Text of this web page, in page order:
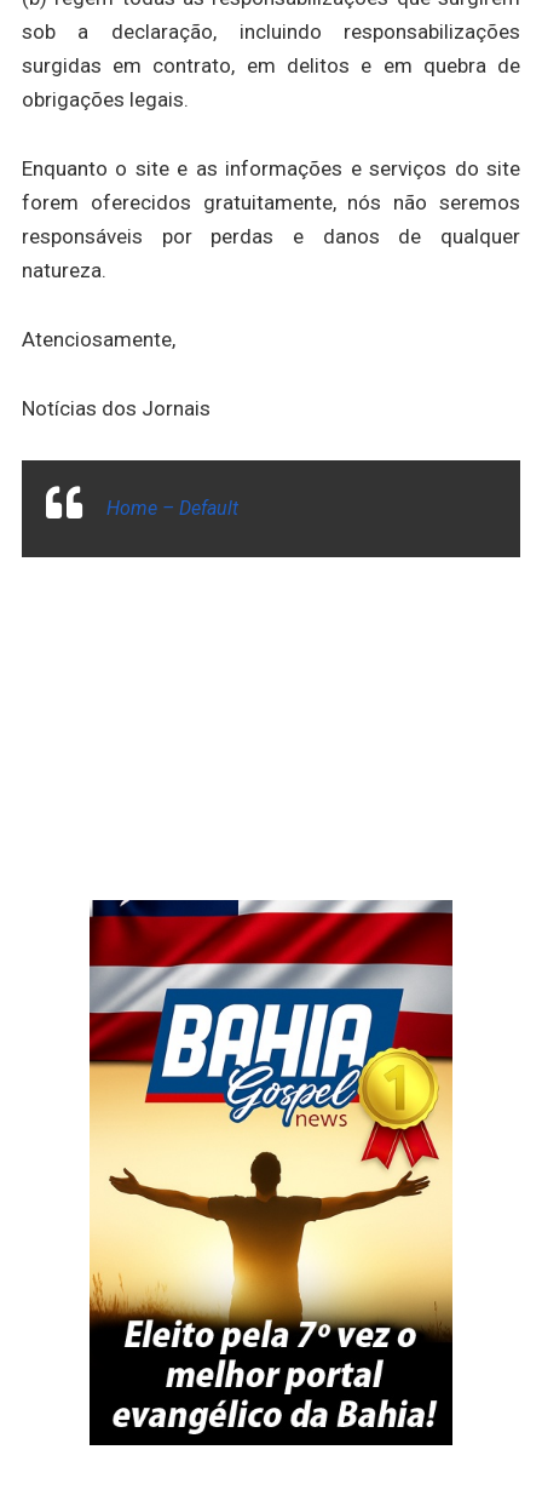
sob a declaração, incluindo responsabilizações
surgidas em contrato, em delitos e em quebra de
obrigações legais.
Enquanto o site e as informações e serviços do site
forem oferecidos gratuitamente, nós não seremos
responsáveis por perdas e danos de qualquer
natureza.
Atenciosamente,
Notícias dos Jornais
Home – Default